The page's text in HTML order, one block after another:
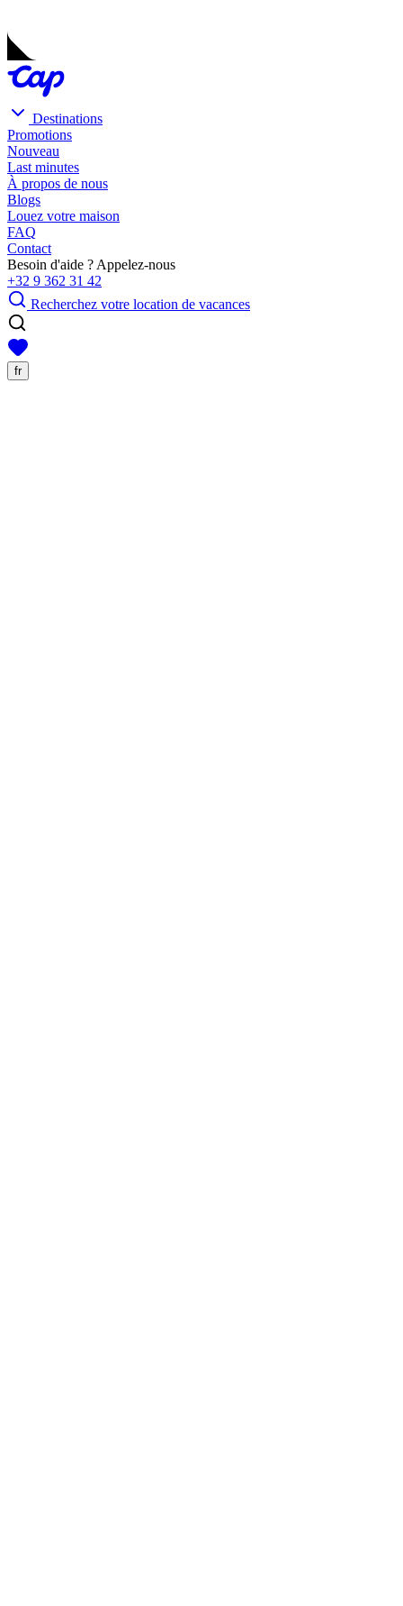
Destinations
Promotions
Nouveau
Last minutes
À propos de nous
Blogs
Louez votre maison
FAQ
Contact
Besoin d'aide ? Appelez-nous
+32 9 362 31 42
Recherchez votre location de vacances
fr